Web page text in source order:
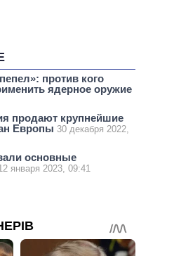
против кого
ядерное оружие
продают крупнейшие
Европы 30 декабря 2022,
основные
января 2023, 09:41